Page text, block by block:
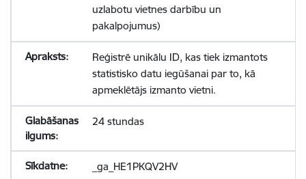
uzlabotu vietnes darbību un
pakalpojumus)
Reģistrē unikālu ID, kas tiek izmantots
statistisko datu iegūšanai par to, kā
apmeklētājs izmanto vietni.
24 stundas
_ga_HE1PKQV2HV